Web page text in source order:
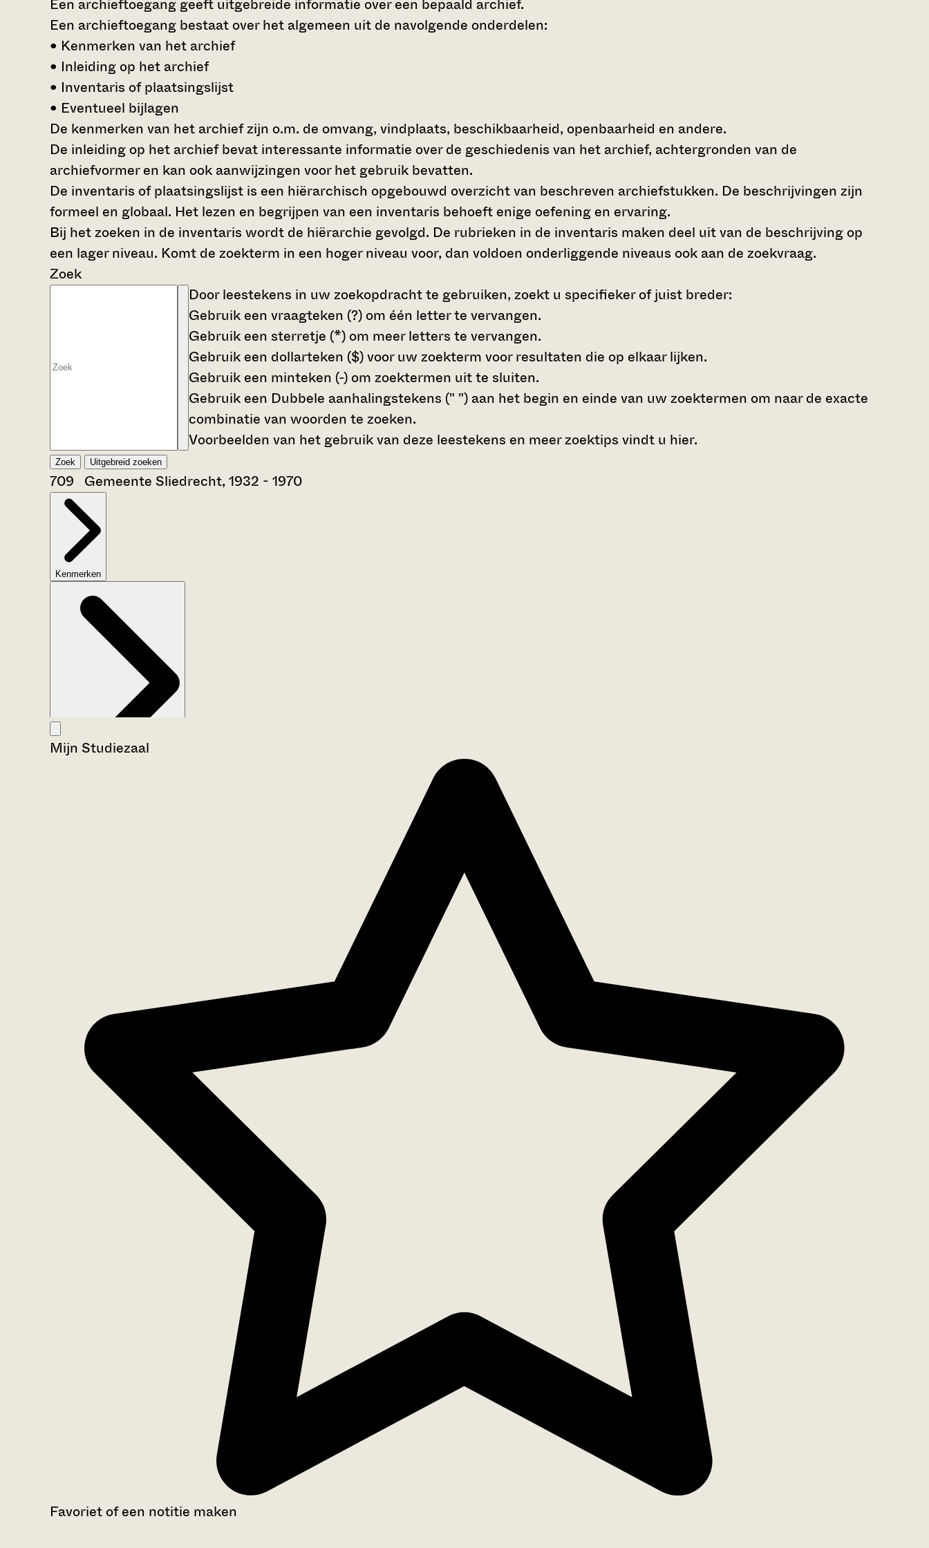
Een archieftoegang geeft uitgebreide informatie over een bepaald archief.
Een archieftoegang bestaat over het algemeen uit de navolgende onderdelen:
• Kenmerken van het archief
• Inleiding op het archief
• Inventaris of plaatsingslijst
• Eventueel bijlagen
De kenmerken van het archief zijn o.m. de omvang, vindplaats, beschikbaarheid, openbaarheid en andere.
De inleiding op het archief bevat interessante informatie over de geschiedenis van het archief, achtergronden van de
archiefvormer en kan ook aanwijzingen voor het gebruik bevatten.
De inventaris of plaatsingslijst is een hiërarchisch opgebouwd overzicht van beschreven archiefstukken. De beschrijvingen zijn
formeel en globaal. Het lezen en begrijpen van een inventaris behoeft enige oefening en ervaring.
Bij het zoeken in de inventaris wordt de hiërarchie gevolgd. De rubrieken in de inventaris maken deel uit van de beschrijving op
een lager niveau. Komt de zoekterm in een hoger niveau voor, dan voldoen onderliggende niveaus ook aan de zoekvraag.
Zoek
Door leestekens in uw zoekopdracht te gebruiken, zoekt u specifieker of juist breder:
Gebruik een vraagteken (?) om één letter te vervangen.
Gebruik een sterretje (*) om meer letters te vervangen.
Gebruik een dollarteken ($)voor uw zoekterm voor resultaten die op elkaar lijken.
Gebruik een minteken (-) om zoektermen uit te sluiten.
Gebruik een Dubbele aanhalingstekens (" ") aan het begin en einde van uw zoektermen om naar de exacte
combinatie van woorden te zoeken.
Voorbeelden van het gebruik van deze leestekens en meer zoektips vindt u hier.
Zoek Uitgebreid zoeken
709 Gemeente Sliedrecht, 1932 - 1970
Kenmerken
Mijn Studiezaal
Favoriet of een notitie maken